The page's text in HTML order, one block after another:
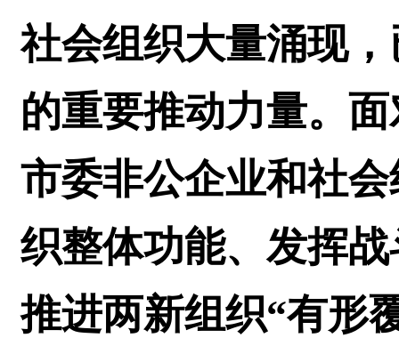
社会组织大量涌现
的重要推动力量。
市委非公企业和社
织整体功能、发挥
推进两新组织“有形